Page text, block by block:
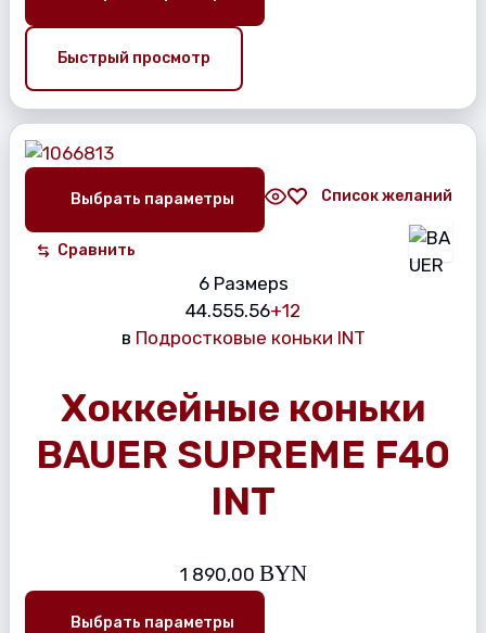
Быстрый просмотр
Выбрать параметры Список желаний
Сравнить
6 Размерs
44.555.56+12
в Подростковые коньки INT
Хоккейные коньки
BAUER SUPREME F40
INT
1 890,00 BYN
Выбрать параметры